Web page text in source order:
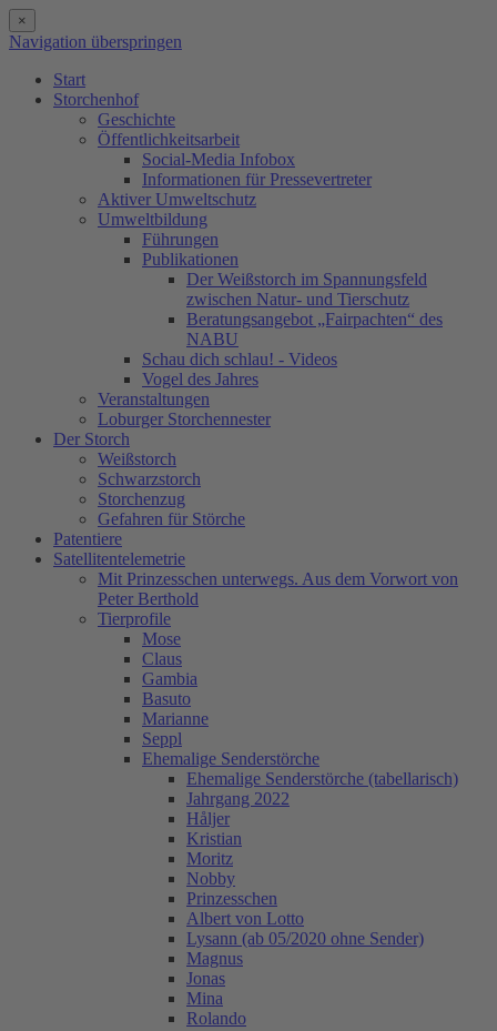
×
Navigation überspringen
Start
Storchenhof
Geschichte
Öffentlichkeitsarbeit
Social-Media Infobox
Informationen für Pressevertreter
Aktiver Umweltschutz
Umweltbildung
Führungen
Publikationen
Der Weißstorch im Spannungsfeld
zwischen Natur- und Tierschutz
Beratungsangebot „Fairpachten“ des
NABU
Schau dich schlau! - Videos
Vogel des Jahres
Veranstaltungen
Loburger Storchennester
Der Storch
Weißstorch
Schwarzstorch
Storchenzug
Gefahren für Störche
Patentiere
Satellitentelemetrie
Mit Prinzesschen unterwegs. Aus dem Vorwort von
Peter Berthold
Tierprofile
Mose
Claus
Gambia
Basuto
Marianne
Seppl
Ehemalige Senderstörche
Ehemalige Senderstörche (tabellarisch)
Jahrgang 2022
Håljer
Kristian
Moritz
Nobby
Prinzesschen
Albert von Lotto
Lysann (ab 05/2020 ohne Sender)
Magnus
Jonas
Mina
Rolando